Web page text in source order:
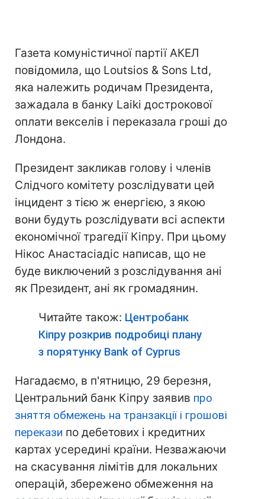
Газета комуністичної партії АКЕЛ
повідомила, що Loutsios & Sons Ltd,
яка належить родичам Президента,
зажадала в банку Laiki дострокової
оплати векселів і переказала гроші до
Лондона.
Президент закликав голову і членів
Слідчого комітету розслідувати цей
інцидент з тією ж енергією, з якою
вони будуть розслідувати всі аспекти
економічної трагедії Кіпру. При цьому
Нікос Анастасіадіс написав, що не
буде виключений з розслідування ані
як Президент, ані як громадянин.
Читайте також: Центробанк
Кіпру розкрив подробиці плану
з порятунку Bank of Cyprus
Нагадаємо, в п'ятницю, 29 березня,
Центральний банк Кіпру заявив про
зняття обмежень на транзакції і грошові
перекази по дебетових і кредитних
картах усередині країни. Незважаючи
на скасування лімітів для локальних
операцій, збережено обмеження на